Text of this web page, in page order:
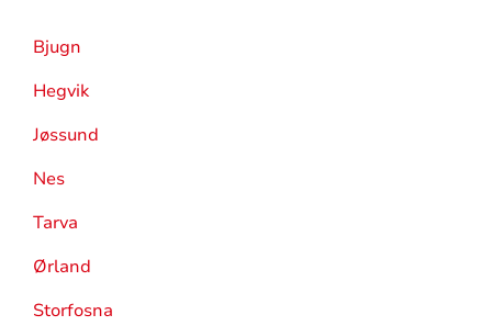
Bjugn
Hegvik
Jøssund
Nes
Tarva
Ørland
Storfosna